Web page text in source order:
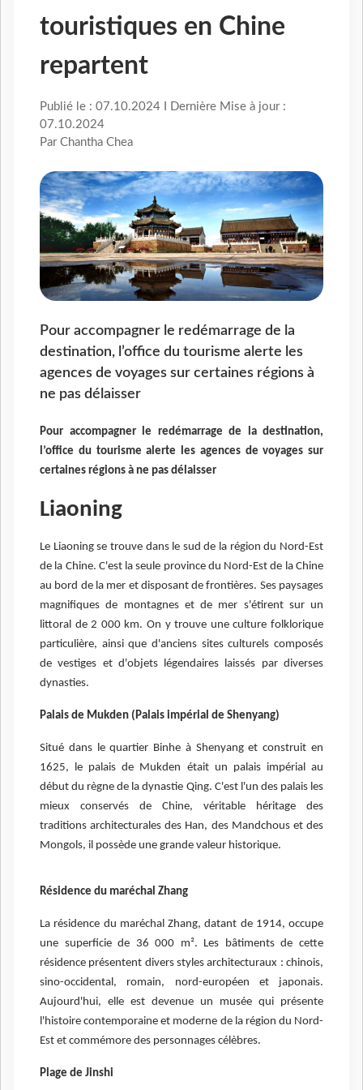
touristiques en Chine
repartent
Publié le : 07.10.2024 I Dernière Mise à jour :
07.10.2024
Par Chantha Chea
Pour accompagner le redémarrage de la
destination, l’office du tourisme alerte les
agences de voyages sur certaines régions à
ne pas délaisser
Pour accompagner le redémarrage de la destination,
l’office du tourisme alerte les agences de voyages sur
certaines régions à ne pas délaisser
Liaoning
Le Liaoning se trouve dans le sud de la région du Nord-Est
de la Chine. C'est la seule province du Nord-Est de la Chine
au bord de la mer et disposant de frontières. Ses paysages
magnifiques de montagnes et de mer s'étirent sur un
littoral de 2 000 km. On y trouve une culture folklorique
particulière, ainsi que d'anciens sites culturels composés
de vestiges et d'objets légendaires laissés par diverses
dynasties.
Palais de Mukden (Palais impérial de Shenyang)
Situé dans le quartier Binhe à Shenyang et construit en
1625, le palais de Mukden était un palais impérial au
début du règne de la dynastie Qing. C'est l'un des palais les
mieux conservés de Chine, véritable héritage des
traditions architecturales des Han, des Mandchous et des
Mongols, il possède une grande valeur historique.
Résidence du maréchal Zhang
La résidence du maréchal Zhang, datant de 1914, occupe
une superficie de 36 000 m². Les bâtiments de cette
résidence présentent divers styles architecturaux : chinois,
sino-occidental, romain, nord-européen et japonais.
Aujourd'hui, elle est devenue un musée qui présente
l'histoire contemporaine et moderne de la région du Nord-
Est et commémore des personnages célèbres.
Plage de Jinshi